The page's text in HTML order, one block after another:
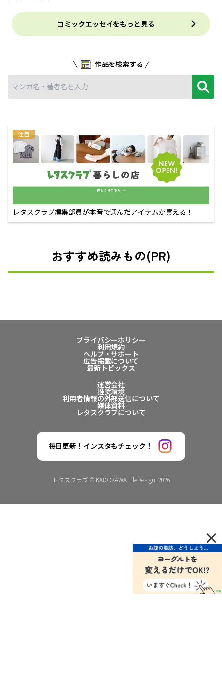
コミックエッセイをもっと見る
作品を検索する
注目
レタスクラブ編集部員が本音で選んだアイテムが買える！
おすすめ読みもの(PR)
プライバシーポリシー
利用規約
ヘルプ・サポート
広告掲載について
最新トピックス
運営会社
推奨環境
利用者情報の外部送信について
媒体資料
レタスクラブについて
毎日更新！インスタもチェック！
レタスクラブ © KADOKAWA LifeDesign. 2026
×